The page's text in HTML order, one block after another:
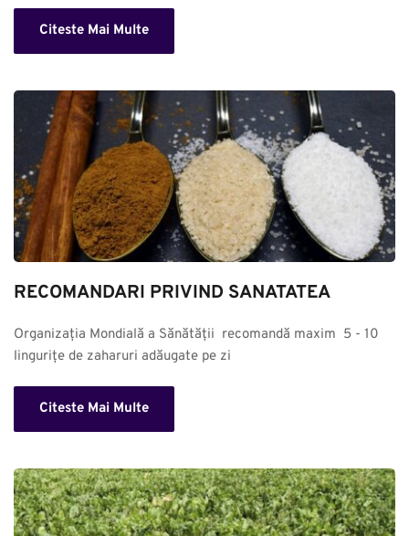
Citeste Mai Multe
RECOMANDARI PRIVIND SANATATEA
Organizația Mondială a Sănătății  recomandă maxim  5 - 10
lingurițe de zaharuri adăugate pe zi
Citeste Mai Multe